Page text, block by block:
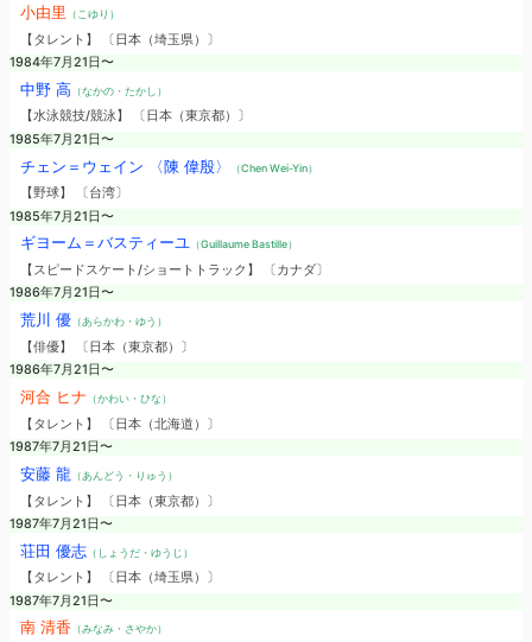
小由里 （こゆり）
【タレント】 〔日本（埼玉県）〕
1984年7月21日〜
中野 高 （なかの・たかし）
【水泳競技/競泳】 〔日本（東京都）〕
1985年7月21日〜
チェン＝ウェイン 〈陳 偉殷〉 （Chen Wei-Yin）
【野球】 〔台湾〕
1985年7月21日〜
ギヨーム＝バスティーユ（Guillaume Bastille）
【スピードスケート/ショートトラック】 〔カナダ〕
1986年7月21日〜
荒川 優（あらかわ・ゆう）
【俳優】 〔日本（東京都）〕
1986年7月21日〜
河合 ヒナ （かわい・ひな）
【タレント】 〔日本（北海道）〕
1987年7月21日〜
安藤 龍 （あんどう・りゅう）
【タレント】 〔日本（東京都）〕
1987年7月21日〜
荘田 優志（しょうだ・ゆうじ）
【タレント】 〔日本（埼玉県）〕
1987年7月21日〜
南 清香 （みなみ・さやか）